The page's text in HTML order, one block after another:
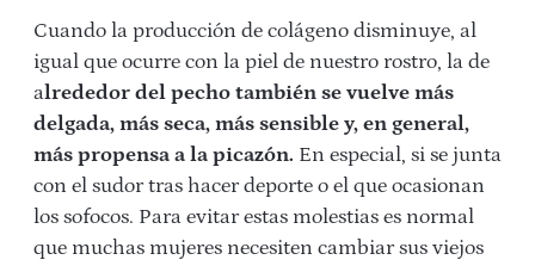
Cuando la producción de colágeno disminuye, al
igual que ocurre con la piel de nuestro rostro, la de
alrededor del pecho también se vuelve más
delgada, más seca, más sensible y, en general,
más propensa a la picazón. En especial, si se junta
con el sudor tras hacer deporte o el que ocasionan
los sofocos. Para evitar estas molestias es normal
que muchas mujeres necesiten cambiar sus viejos